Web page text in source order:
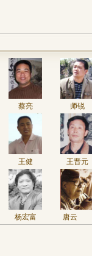
蔡亮 师锐
王健 王晋元
杨宏富 唐云